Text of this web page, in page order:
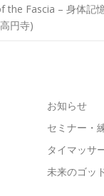
the Fascia – 身体記
円寺)
お知らせ
セミナー・
タイマッサ
未来のゴッ